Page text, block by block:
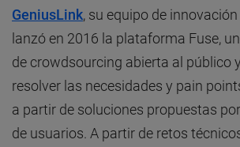
GeniusLink, su equipo de
lanzó en 2016 la plataforma Fuse,
de crowdsourcing abierta al público
resolver las necesidades y pain
a partir de soluciones propuestas
de usuarios. A partir de retos